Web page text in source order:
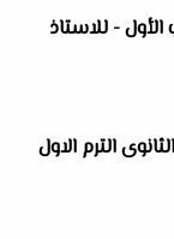
الأول - للاستاذ
الترم الاول